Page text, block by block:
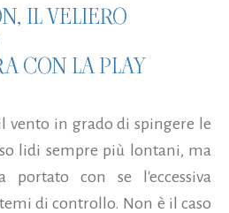
IL VELIERO
CON LA PLAY
vento in grado di spingere le
lidi sempre più lontani, ma
portato con se l'eccessiva
di controllo. Non è il caso